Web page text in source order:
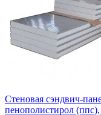
Стеновая сэндвич-
пенополистирол